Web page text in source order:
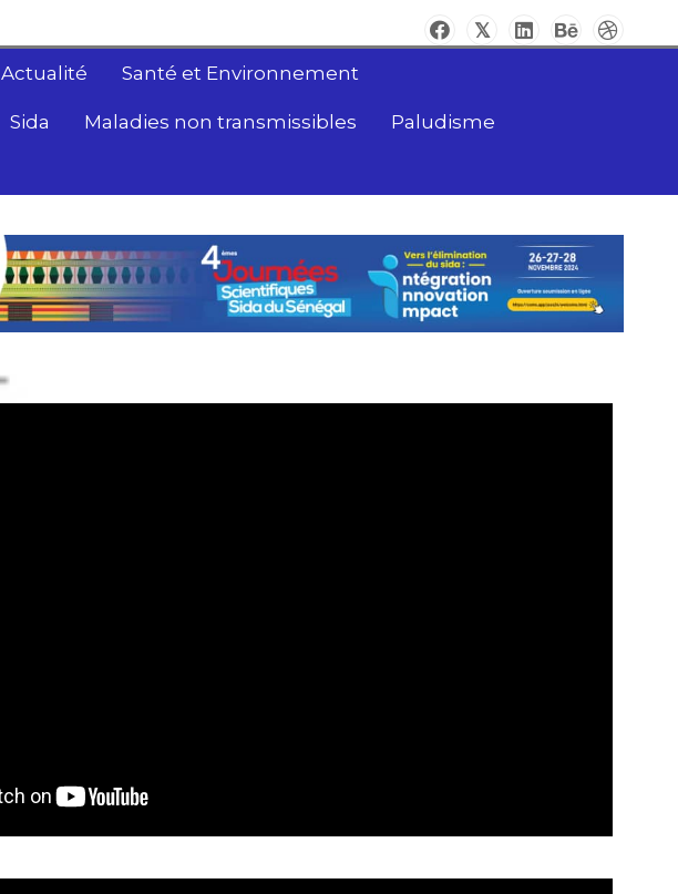
Actualité Santé et Environnement
Sida Maladies non transmissibles Paludisme